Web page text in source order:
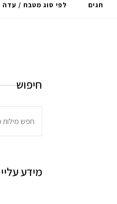
חגים לפי סוג מטבח / עדה
חיפוש
ומידע עליי